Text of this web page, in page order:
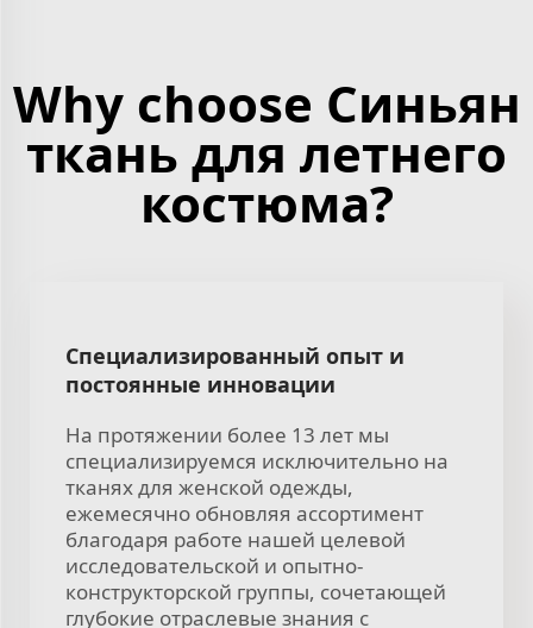
Why choose Синьян
ткань для летнего
костюма?
Специализированный опыт и
постоянные инновации
На протяжении более 13 лет мы
специализируемся исключительно на
тканях для женской одежды,
ежемесячно обновляя ассортимент
благодаря работе нашей целевой
исследовательской и опытно-
конструкторской группы, сочетающей
глубокие отраслевые знания с